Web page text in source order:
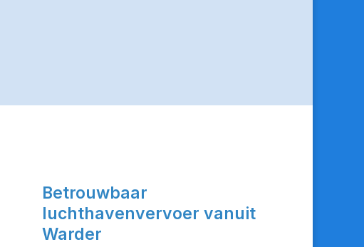
Betrouwbaar
luchthavenvervoer vanuit
Warder